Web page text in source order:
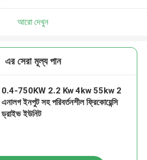
আরো দেখুন
এর সেরা মূল্য পান
0.4-750KW 2.2 Kw 4kw 55kw 2
এনালগ ইনপুট সহ পরিবর্তনশীল ফ্রিকোয়েন্সি
ড্রাইভ ইউনিট